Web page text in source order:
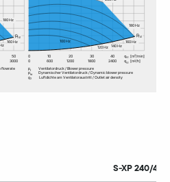
S-XP 240/40-